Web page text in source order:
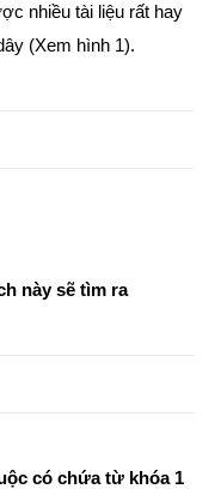
nhiều tài liệu rất hay
(Xem hình 1).
này sẽ tìm ra
có chứa từ khóa 1